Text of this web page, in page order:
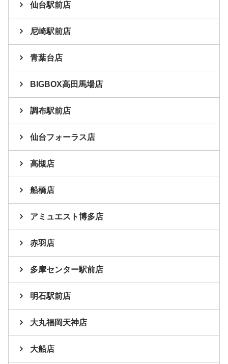
仙台駅前店
尼崎駅前店
青葉台店
BIGBOX高田馬場店
調布駅前店
仙台フォーラス店
高槻店
船橋店
アミュエスト博多店
赤羽店
多摩センター駅前店
明石駅前店
大丸福岡天神店
大船店